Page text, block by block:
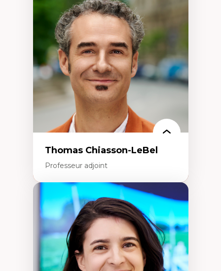
Économie circulaire
Modèles d’affaires durables
Histoire des faits économiques
Gestion durable des ressources naturelles
Écologie industrielle
Aménagement durable du territoire
Développement régional
Coopératives
Télétravail en milieu rural francophone
Transition socio-écologique
Thomas Chiasson-LeBel
Professeur adjoint
Expertises
Théories du développement
Économie politique comparée
Élites économiques
Sociologie économique
Extractivisme
Classes sociales
Mouvements sociaux
Théories de l’État